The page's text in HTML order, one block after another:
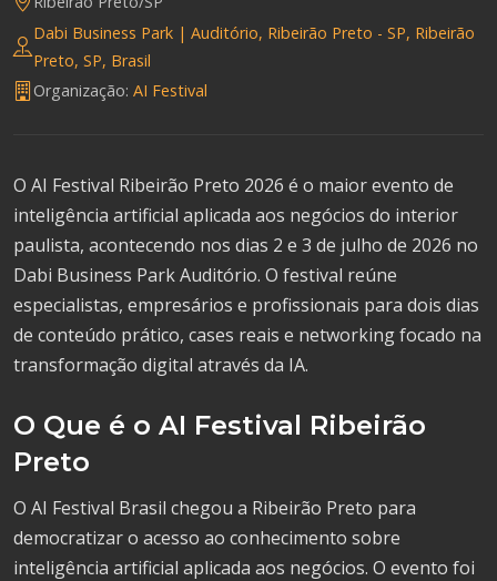
Dabi Business Park | Auditório, Ribeirão Preto - SP, Ribeirão
Preto, SP, Brasil
Organização: AI Festival
O AI Festival Ribeirão Preto 2026 é o maior evento de
inteligência artificial aplicada aos negócios do interior
paulista, acontecendo nos dias 2 e 3 de julho de 2026 no
Dabi Business Park Auditório. O festival reúne
especialistas, empresários e profissionais para dois dias
de conteúdo prático, cases reais e networking focado na
transformação digital através da IA.
O Que é o AI Festival Ribeirão
Preto
O AI Festival Brasil chegou a Ribeirão Preto para
democratizar o acesso ao conhecimento sobre
inteligência artificial aplicada aos negócios. O evento foi